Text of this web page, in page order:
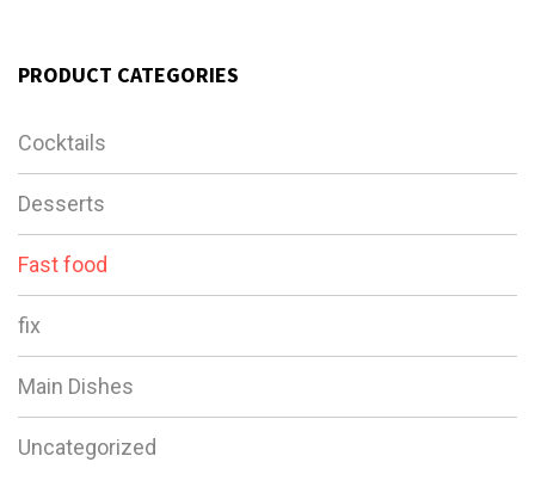
PRODUCT CATEGORIES
Cocktails
Desserts
Fast food
fix
Main Dishes
Uncategorized